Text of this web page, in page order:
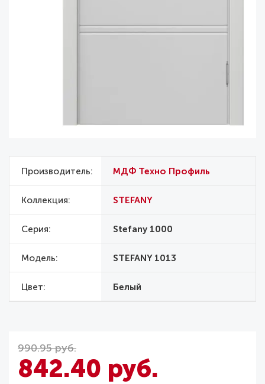
Производитель МДФ Техно Профиль
Коллекция STEFANY
Серия Stefany 1000
Модель STEFANY 1013
Цвет Белый
990.95 руб.
842.40 руб.